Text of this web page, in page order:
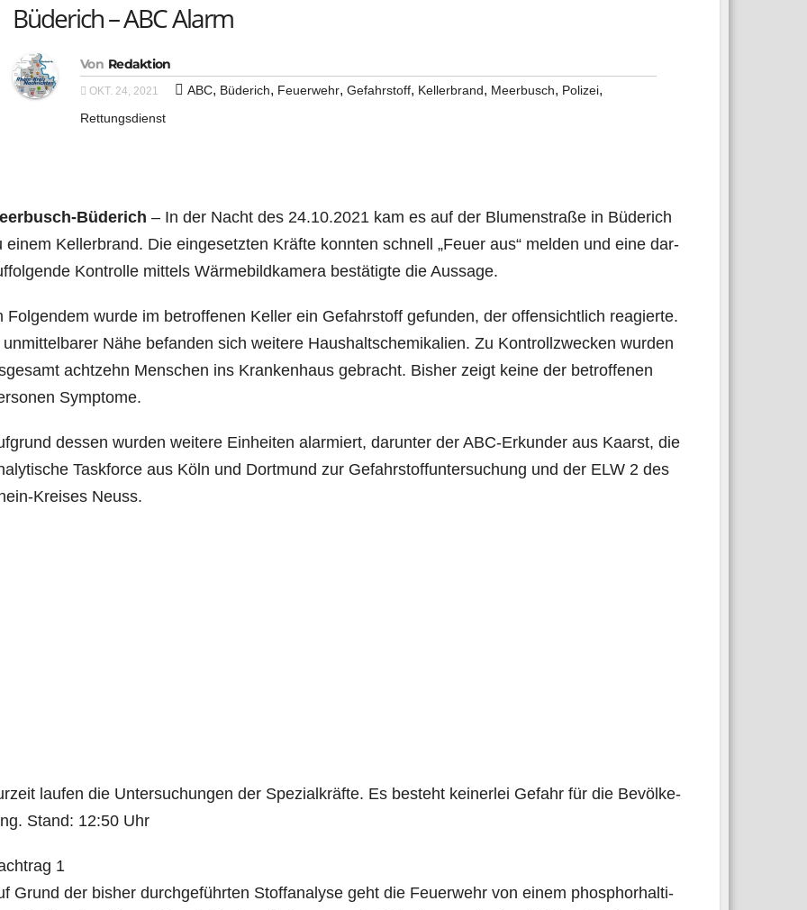
Büderich – ABC Alarm
Von Redaktion
OKT. 24, 2021 ABC, Büderich, Feuerwehr, Gefahrstoff, Kellerbrand, Meerbusch, Polizei,
Rettungsdienst
Büde­rich – In der Nacht des 24.10.2021 kam es auf der Blu­men­stra­ße in Büde­rich
einem Kel­ler­brand. Die ein­ge­setz­ten Kräf­te konn­ten schnell „Feu­er aus“ mel­den und eine dar­
Kon­trol­le mit­tels Wär­me­bild­ka­me­ra bestä­tig­te die Aussage.
Fol­gen­dem wur­de im betrof­fe­nen Kel­ler ein Gefahr­stoff gefun­den, der offen­sicht­lich reagier­te.
unmit­tel­ba­rer Nähe befan­den sich wei­te­re Haus­halts­che­mi­ka­li­en. Zu Kon­troll­zwe­cken wur­den
acht­zehn Men­schen ins Kran­ken­haus gebracht. Bis­her zeigt kei­ne der betrof­fe­nen
Symptome.
des­sen wur­den wei­te­re Ein­hei­ten alar­miert, dar­un­ter der ABC-Erkun­der aus Kaarst, die
Taskforce aus Köln und Dort­mund zur Gefahr­stoff­un­ter­su­chung und der ELW 2 des
Krei­ses Neuss.
lau­fen die Unter­su­chun­gen der Spe­zi­al­kräf­te. Es besteht kei­ner­lei Gefahr für die Bevöl­ke­
Stand: 12:50 Uhr
1
Grund der bis­her durch­ge­führ­ten Stoff­ana­ly­se geht die Feu­er­wehr von einem phos­phor­hal­ti­